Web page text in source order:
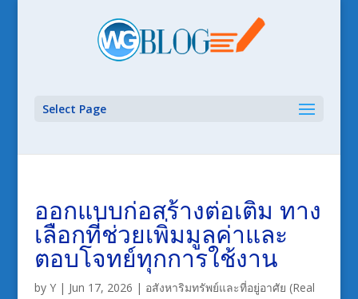
Select Page
ออกแบบก่อสร้างต่อเติม ทาง
เลือกที่ช่วยเพิ่มมูลค่าและ
ตอบโจทย์ทุกการใช้งาน
by Y| Jun 17, 2026 | อสังหาริมทรัพย์และที่อยู่อาศัย (Real